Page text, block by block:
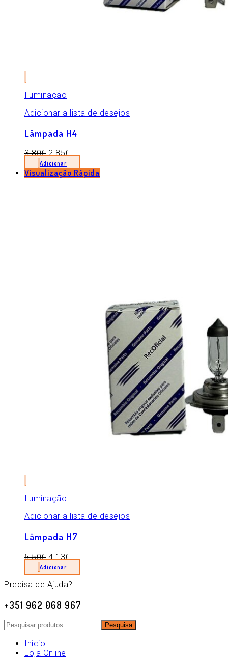
Iluminação
Adicionar a lista de desejos
Lâmpada H4
3.80€ 2.85€
Adicionar
Visualização Rápida
Iluminação
Adicionar a lista de desejos
Lâmpada H7
5.50€ 4.13€
Adicionar
Precisa de Ajuda?
+351 962 068 967
Pesquisar
Pesquisa
Inicio
Loja Online